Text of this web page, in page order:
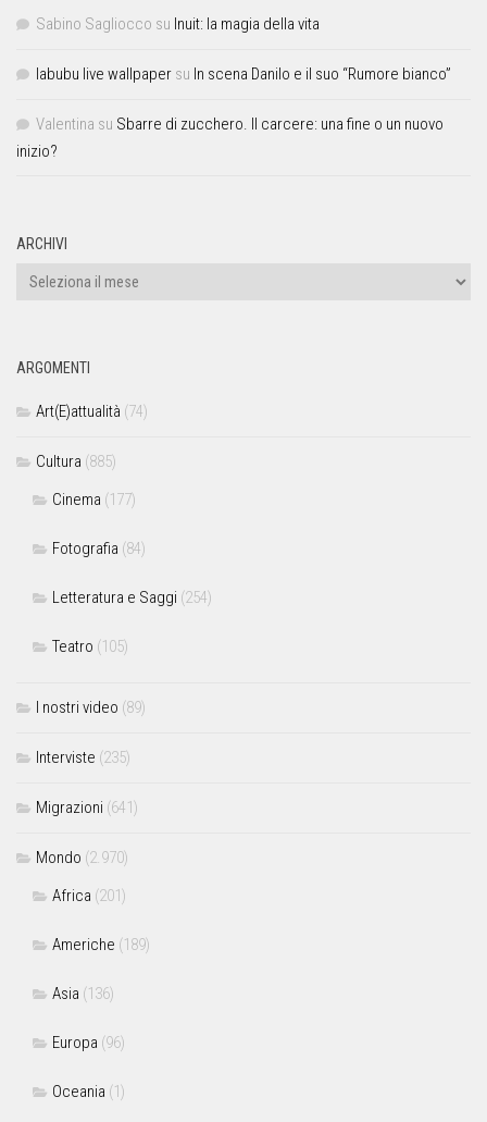
Sabino Sagliocco su Inuit: la magia della vita
labubu live wallpaper su In scena Danilo e il suo “Rumore bianco”
Valentina su Sbarre di zucchero. Il carcere: una fine o un nuovo
inizio?
ARCHIVI
ARGOMENTI
Art(E)attualità (74)
Cultura (885)
Cinema (177)
Fotografia (84)
Letteratura e Saggi (254)
Teatro (105)
I nostri video (89)
Interviste (235)
Migrazioni (641)
Mondo (2.970)
Africa (201)
Americhe (189)
Asia (136)
Europa (96)
Oceania (1)